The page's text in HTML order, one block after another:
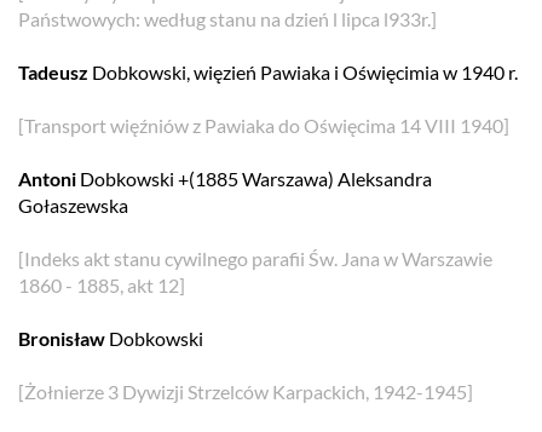
Państwowych: według stanu na dzień l lipca l933r.]
Tadeusz Dobkowski, więzień Pawiaka i Oświęcimia w 1940 r.
[Transport więźniów z Pawiaka do Oświęcima 14 VIII 1940]
Antoni Dobkowski +(1885 Warszawa) Aleksandra
Gołaszewska
[Indeks akt stanu cywilnego parafii Św. Jana w Warszawie
1860 - 1885, akt 12]
Bronisław Dobkowski
[Żołnierze 3 Dywizji Strzelców Karpackich, 1942-1945]